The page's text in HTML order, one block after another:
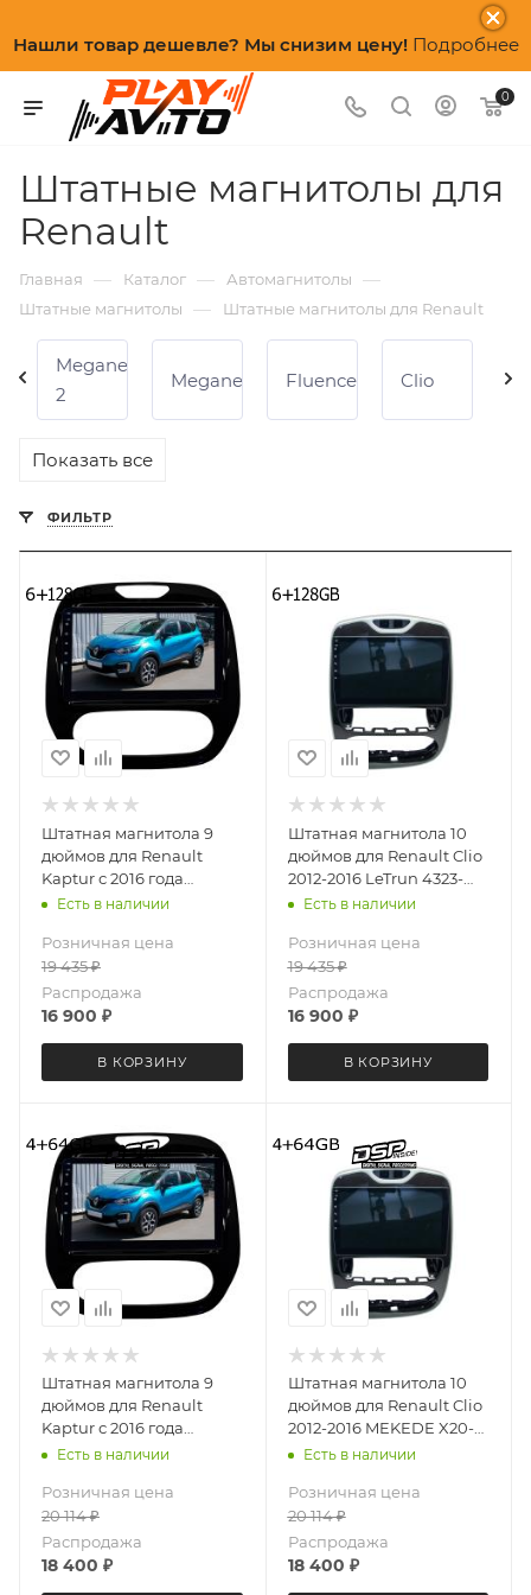
Нашли товар дешевле? Мы снизим цену! Подробнее
0
Штатные магнитолы для
Renault
Главная — Каталог — Автомагнитолы —
Штатные магнитолы — Штатные магнитолы для Renault
Megane
2
Megane Fluence Clio
Показать все
ФИЛЬТР
Штатная магнитола 9
дюймов для Renault
Kaptur с 2016 года
(ручной климат) LeTrun
UIS8581A QLED 6+128 Gb
Есть в наличии
Розничная цена
19 435₽
Распродажа
16 900 ₽
В КОРЗИНУ
Штатная магнитола 10
дюймов для Renault Clio
2012-2016 LeTrun 4323-
6493 Android 12 UIS8581А
Есть в наличии
Розничная цена
19 435₽
Распродажа
16 900 ₽
В КОРЗИНУ
Штатная магнитола 9
дюймов для Renault
Kaptur с 2016 года
(ручной климат)
6829 Android 13 4+64 Gb
8 ядер Unisoc 9863A DSP
Есть в наличии
Розничная цена
20 114₽
Распродажа
18 400 ₽
Штатная магнитола 10
дюймов для Renault Clio
2012-2016 MEKEDE X20-
W 4323-6828 Android 13
9863A DSP
Есть в наличии
Розничная цена
20 114₽
Распродажа
18 400 ₽